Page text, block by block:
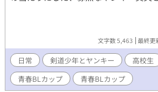
文字数 5,463 最終更
日常 剣道少年とヤンキー 高校生
青春BLカップ
青春BLカップ​